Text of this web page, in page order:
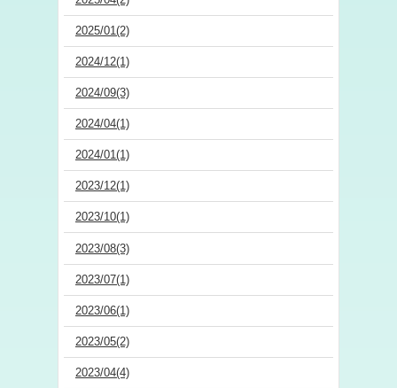
2025/01(2)
2024/12(1)
2024/09(3)
2024/04(1)
2024/01(1)
2023/12(1)
2023/10(1)
2023/08(3)
2023/07(1)
2023/06(1)
2023/05(2)
2023/04(4)